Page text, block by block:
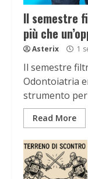
Il semestre
più che
Asterix 1
Il semestre
Odontoiatria
strumento
Read More